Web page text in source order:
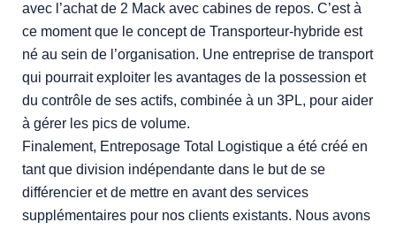
avec l’achat de 2 Mack avec cabines de repos. C’est à
ce moment que le concept de Transporteur-hybride est
né au sein de l’organisation. Une entreprise de transport
qui pourrait exploiter les avantages de la possession et
du contrôle de ses actifs, combinée à un 3PL, pour aider
à gérer les pics de volume.
Finalement, Entreposage Total Logistique a été créé en
tant que division indépendante dans le but de se
différencier et de mettre en avant des services
supplémentaires pour nos clients existants. Nous avons